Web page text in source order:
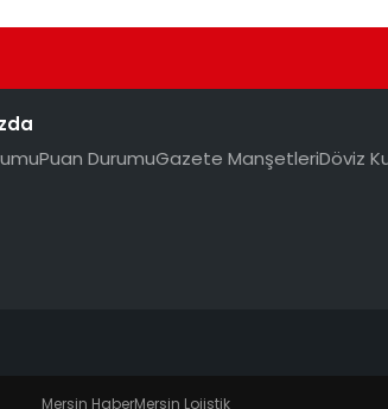
Puan DurumuGazete ManşetleriDöviz
Mersin HaberMersin Lojistik